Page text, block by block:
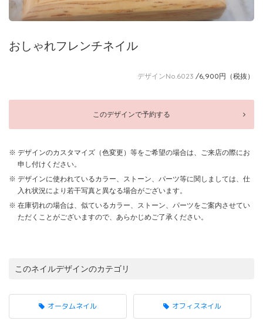
おしゃれフレンチネイル
デザインNo.6023 /6,900円（税抜）
このデザインで予約する
デザインのカスタマイズ（色変更）等をご希望の場合は、ご来店の際にお
申し付けください。
デザインに使われているカラー、ストーン、パーツ等に関しましては、仕
入れ状況により若干写真と異なる場合がございます。
在庫切れの場合は、似ているカラー、ストーン、パーツをご案内させてい
ただくことがございますので、あらかじめご了承ください。
このネイルデザインのカテゴリ
オータムネイル オフィスネイル